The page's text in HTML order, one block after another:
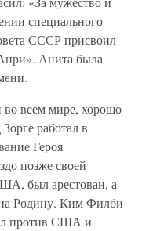
специального
СССР присвоил
Анита была
всем мире, хорошо
работал в
Героя
позже своей
был арестован, а
на Родину. Ким Филби
против США и